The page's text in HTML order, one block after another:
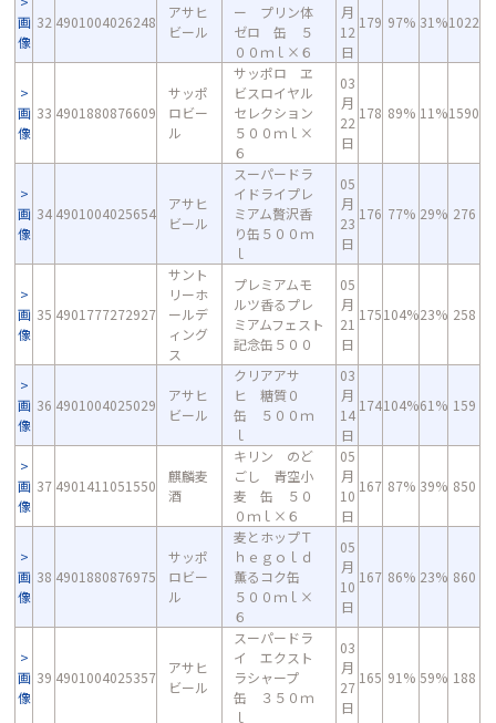
画
像
32 4901004026248
アサヒ
ビール
ー プリン体
ゼロ 缶 ５
００ｍｌ×６
月
12
日
179 97% 31%1022
画
像
33 4901880876609
サッポ
ロビー
ル
サッポロ ヱ
ビスロイヤル
セレクション
５００ｍｌ×
６
03
月
22
日
178 89% 11%1590
画
像
34 4901004025654
アサヒ
ビール
スーパードラ
イドライプレ
ミアム贅沢香
り缶５００ｍ
ｌ
05
月
23
日
176 77% 29% 276
画
像
35 4901777272927
サント
リーホ
ールデ
ィング
ス
プレミアムモ
ルツ香るプレ
ミアムフェスト
記念缶５００
05
月
21
日
175104%23% 258
画
像
36 4901004025029
アサヒ
ビール
クリアアサ
ヒ 糖質０
缶 ５００ｍ
ｌ
03
月
14
日
174104%61% 159
画
像
37 4901411051550
麒麟麦
酒
キリン のど
ごし 青空小
麦 缶 ５０
０ｍｌ×６
05
月
10
日
167 87% 39% 850
画
像
38 4901880876975
サッポ
ロビー
ル
麦とホップＴ
ｈｅｇｏｌｄ
薫るコク缶
５００ｍｌ×
６
05
月
10
日
167 86% 23% 860
画
像
39 4901004025357
アサヒ
ビール
スーパードラ
イ エクスト
ラシャープ
缶 ３５０ｍ
ｌ
03
月
27
日
165 91% 59% 188